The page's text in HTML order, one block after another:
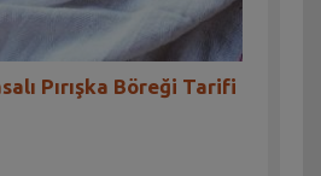
Pırışka Böreği Tarifi